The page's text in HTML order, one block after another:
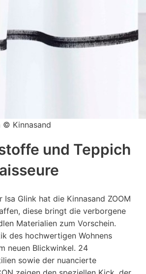
© Kinnasand
und Teppich
Glink hat die Kinnasand ZOOM
diese bringt die verborgene
Materialien zum Vorschein.
des hochwertigen Wohnens
neuen Blickwinkel. 24
sowie der nuancierte